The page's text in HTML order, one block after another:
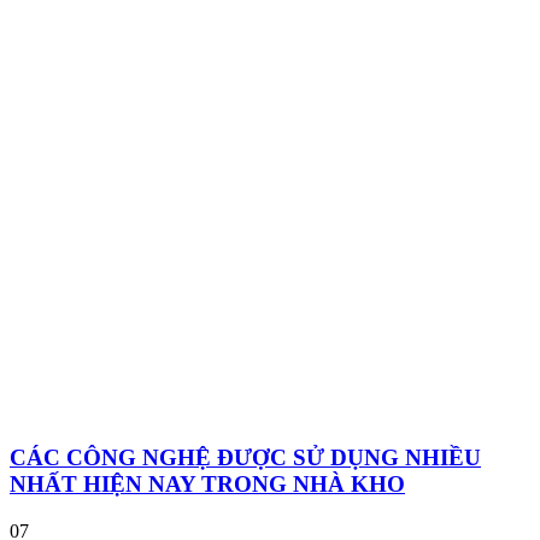
CÁC CÔNG NGHỆ ĐƯỢC SỬ DỤNG NHIỀU
NHẤT HIỆN NAY TRONG NHÀ KHO
07